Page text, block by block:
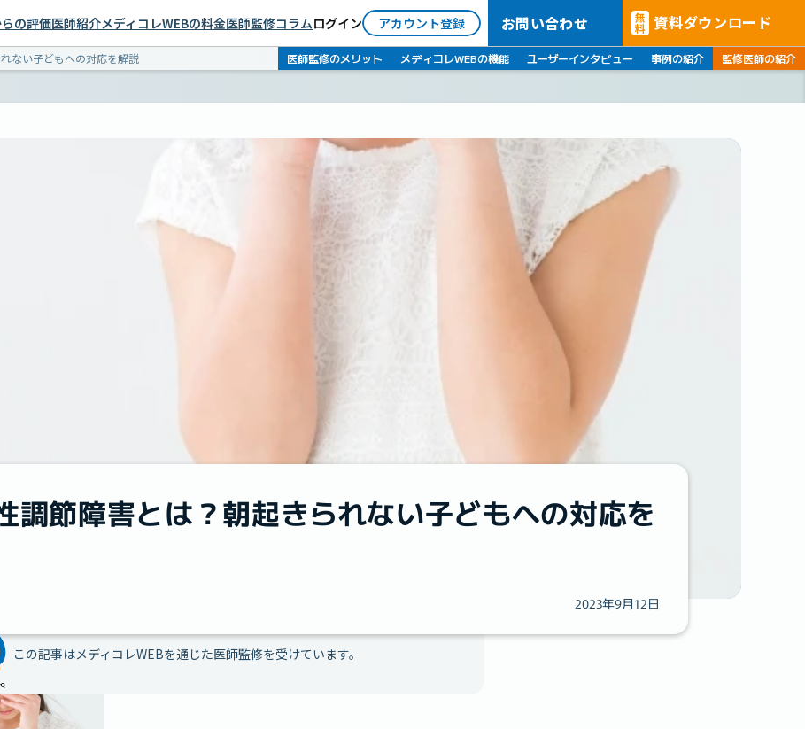
の評価医師紹介メディコレWEBの料金医師監修コラム依頼者としてログイン
医師としてログイン
ログイン アカウント登録 お問い合わせ 無
料 資料ダウンロード
ない子どもへの対応を解説 医師監修のメリット メディコレWEBの機能 ユーザーインタビュー 事例の紹介 監修医師の紹介
調節障害とは？朝起きられない子どもへの対応を
2023年9月12日
この記事はメディコレWEBを通じた医師監修を受けています。